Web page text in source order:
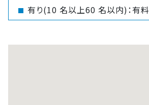
有り(10 名以上60 名以内)：有料